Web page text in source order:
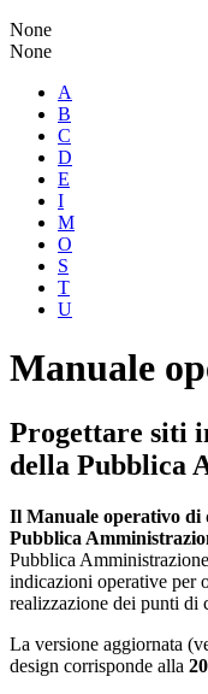
None
None
A
B
C
D
E
I
M
O
S
T
U
Manuale
Progettare siti
della Pubblica
Il Manuale operativo di
Pubblica
Pubblica
indicazioni operative per
realizzazione dei punti di
La versione aggiornata
design corrisponde alla